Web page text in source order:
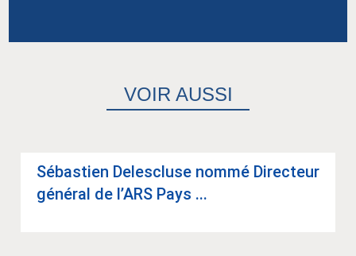
VOIR AUSSI
Sébas­tien Deles­cluse nommé Direc­teur
géné­ral de l’ARS Pays ...